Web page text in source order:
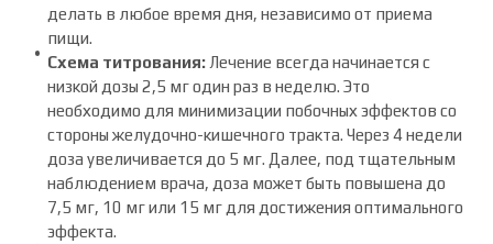
делать в любое время дня, независимо от приема
пищи.
Схема титрования: Лечение всегда начинается с
низкой дозы 2,5 мг один раз в неделю. Это
необходимо для минимизации побочных эффектов со
стороны желудочно-кишечного тракта. Через 4 недели
доза увеличивается до 5 мг. Далее, под тщательным
наблюдением врача, доза может быть повышена до
7,5 мг, 10 мг или 15 мг для достижения оптимального
эффекта.